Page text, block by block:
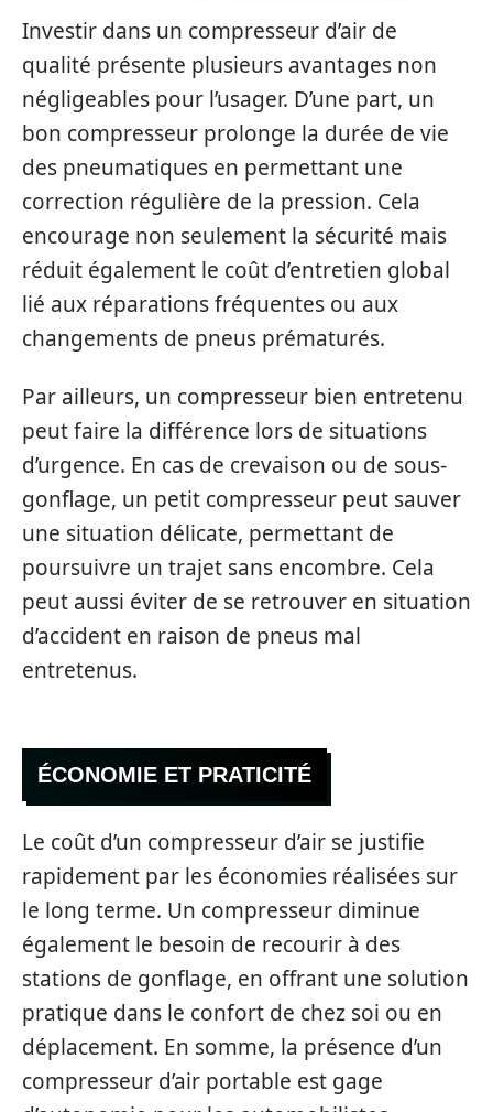
Investir dans un compresseur d’air de
qualité présente plusieurs avantages non
négligeables pour l’usager. D’une part, un
bon compresseur prolonge la durée de vie
des pneumatiques en permettant une
correction régulière de la pression. Cela
encourage non seulement la sécurité mais
réduit également le coût d’entretien global
lié aux réparations fréquentes ou aux
changements de pneus prématurés.
Par ailleurs, un compresseur bien entretenu
peut faire la différence lors de situations
d’urgence. En cas de crevaison ou de sous-
gonflage, un petit compresseur peut sauver
une situation délicate, permettant de
poursuivre un trajet sans encombre. Cela
peut aussi éviter de se retrouver en situation
d’accident en raison de pneus mal
entretenus.
ÉCONOMIE ET PRATICITÉ
Le coût d’un compresseur d’air se justifie
rapidement par les économies réalisées sur
le long terme. Un compresseur diminue
également le besoin de recourir à des
stations de gonflage, en offrant une solution
pratique dans le confort de chez soi ou en
déplacement. En somme, la présence d’un
compresseur d’air portable est gage